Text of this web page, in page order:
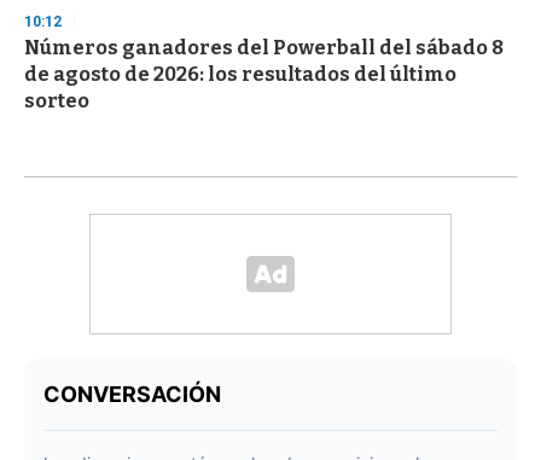
10:12
Números ganadores del Powerball del sábado 8
de agosto de 2026: los resultados del último
sorteo